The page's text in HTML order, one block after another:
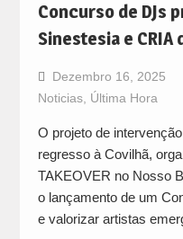
Concurso de DJs
Sinestesia e CRIA
Dezembro 16, 2025
Noticias, Última Hora
O projeto de
regresso à Covilhã,
TAKEOVER no Nosso
o lançamento de um
e valorizar artistas